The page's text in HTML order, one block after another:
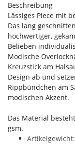
Beschreibung
Lässiges Piece mit
Das lang
hochwertiger,
Belieben
Modische
Kreuzstick am
Design ab und
Rippbündchen am
modischen Akzent.
Das Material
gsm.
Artikelgewicht: